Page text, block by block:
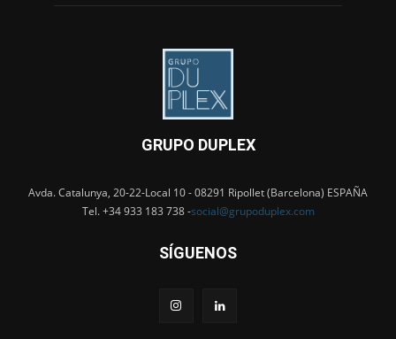
GRUPO DUPLEX
Avda. Catalunya, 20-22-Local 10 - 08291 Ripollet (Barcelona) ESPAÑA
Tel. +34 933 183 738 -social@grupoduplex.com
SÍGUENOS